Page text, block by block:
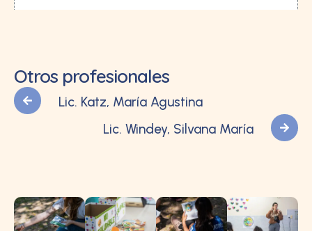
Otros profesionales
Lic. Katz, María Agustina
Lic. Windey, Silvana María